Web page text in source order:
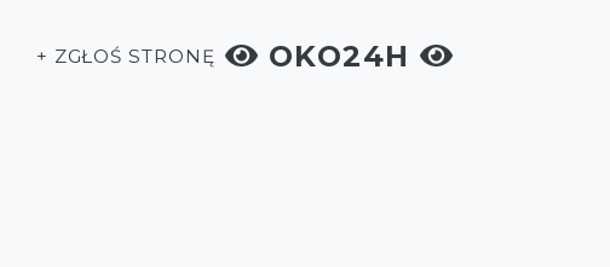
+ ZGŁOŚ STRONĘ OKO24H